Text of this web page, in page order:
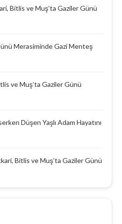
Bitlis ve Muş’ta Gaziler Günü
Merasiminde Gazi Menteş
ve Muş’ta Gaziler Günü
Düşen Yaşlı Adam Hayatını
Bitlis ve Muş’ta Gaziler Günü